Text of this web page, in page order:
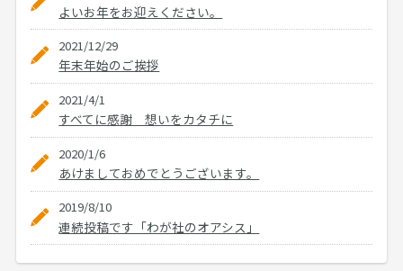
よいお年をお迎えください。
2021/12/29
年末年始のご挨拶
2021/4/1
すべてに感謝 想いをカタチに
2020/1/6
あけましておめでとうございます。
2019/8/10
連続投稿です「わが社のオアシス」